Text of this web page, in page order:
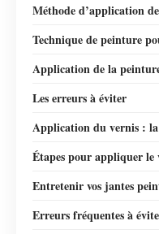
Méthode d’application
Technique de peinture
Application de la
Les erreurs à éviter
Application du vernis :
Étapes pour appliquer le
Entretenir vos jantes
Erreurs fréquentes à